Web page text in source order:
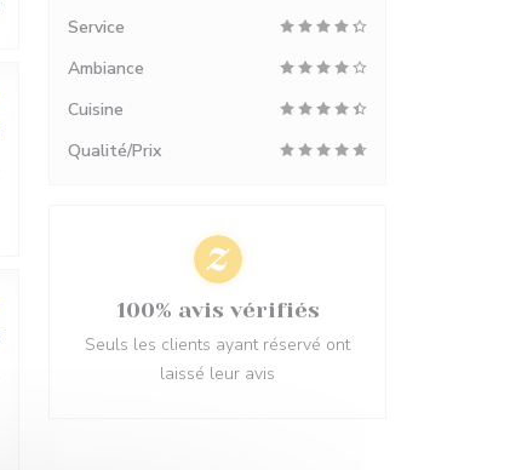
Service
Ambiance
Cuisine
Qualité/Prix
100% avis vérifiés
Seuls les clients ayant réservé ont
laissé leur avis